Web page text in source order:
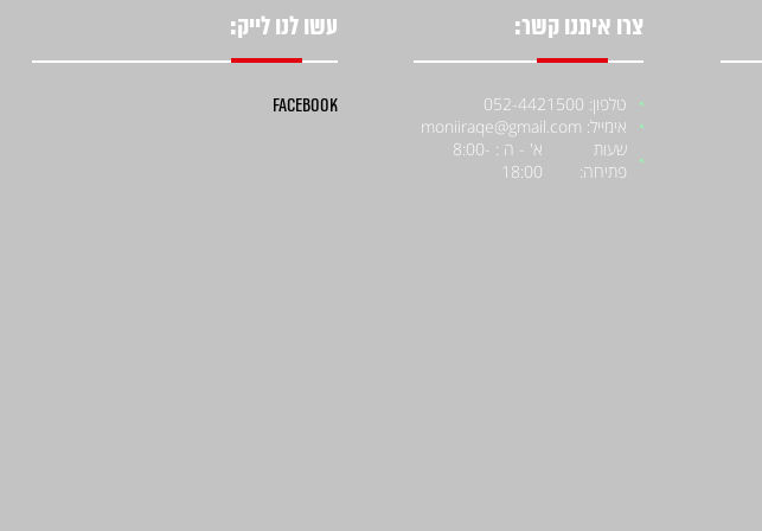
צרו איתנו קשר:
טלפון: 052-4421500
אימייל: moniiraqe@gmail.com
שעות
פתיחה:
א' - ה : 8:00-
18:00
עשו לנו לייק:
Facebook